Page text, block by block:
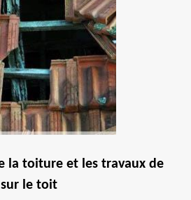
la toiture et les travaux de
le toit